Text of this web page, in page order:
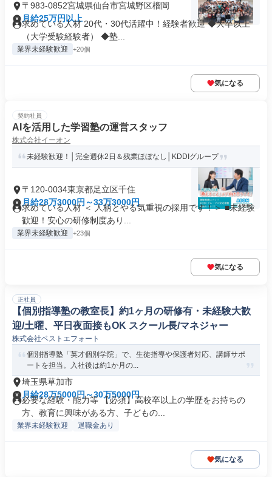
〒983-0852宮城県仙台市宮城野区榴岡
月給25万円以上
求めている人材 20代・30代活躍中！経験者歓迎 ◆大卒以上
（大学受験経験者） ◆塾...
業界未経験歓迎 +20個
気になる
契約社員
AIを活用した学習塾の運営スタッフ
株式会社イーオン
未経験歓迎！│完全週休2日＆残業ほぼなし│KDDIグループ
〒120-0034東京都足立区千住
月給28万3000円～33万3000円
求めている人材 ＜ 人柄とやる気重視の採用です！＞ ■未経験
歓迎！安心の研修制度あり...
業界未経験歓迎 +23個
気になる
正社員
【個別指導塾の教室長】約1ヶ月の研修有・未経験大歓
迎/土曜、平日夜面接もOK スクール長/マネジャー
株式会社ベストエフォート
個別指導塾「英才個別学院」で、生徒指導や保護者対応、講師サポ
ートを担当。入社後は約1か月の...
埼玉県草加市
月給28万5000円～30万5000円
必要な経験・能力等 【必須】高校卒以上の学歴をお持ちの
方、教育に興味がある方、子どもの...
業界未経験歓迎 退職金あり
気になる